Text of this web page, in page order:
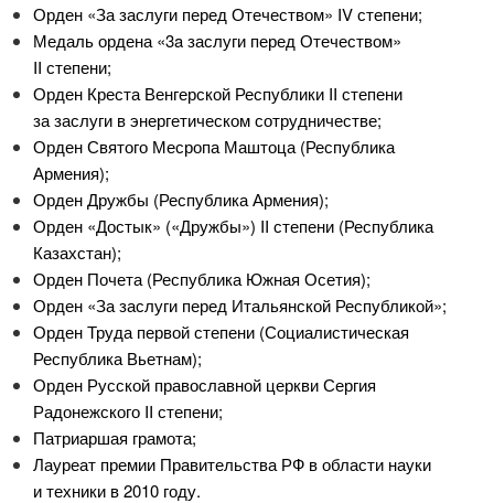
Орден «За заслуги перед Отечеством» IV степени;
Медаль ордена «3a заслуги перед Отечеством»
II степени;
Орден Креста Венгерской Республики II степени
за заслуги в энергетическом сотрудничестве;
Орден Святого Месропа Маштоца (Республика
Армения);
Орден Дружбы (Республика Армения);
Орден «Достык» («Дружбы») II степени (Республика
Казахстан);
Орден Почета (Республика Южная Осетия);
Орден «За заслуги перед Итальянской Республикой»;
Орден Труда первой степени (Социалистическая
Республика Вьетнам);
Орден Русской православной церкви Сергия
Радонежского II степени;
Патриаршая грамота;
Лауреат премии Правительства РФ в области науки
и техники в 2010 году.